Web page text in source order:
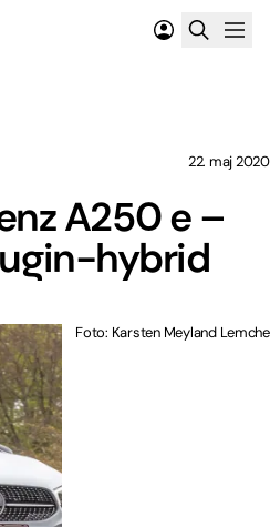
A250 e –
hybrid
22. maj 2020
Foto: Karsten Meyland Lemche